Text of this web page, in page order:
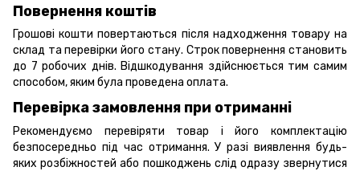
Повернення коштів
Грошові кошти повертаються після надходження товару на
склад та перевірки його стану. Строк повернення становить
до 7 робочих днів. Відшкодування здійснюється тим самим
способом, яким була проведена оплата.
Перевірка замовлення при отриманні
Рекомендуємо перевіряти товар і його комплектацію
безпосередньо під час отримання. У разі виявлення будь-
яких розбіжностей або пошкоджень слід одразу звернутися